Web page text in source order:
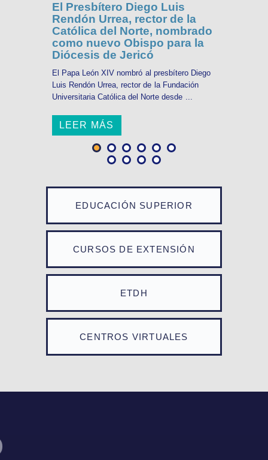
EDUCACIÓN SUPERIOR
CURSOS DE EXTENSIÓN
ETDH
CENTROS VIRTUALES
El Presbítero Diego Luis
Rendón Urrea, rector de la
Católica del Norte, nombrado
como nuevo Obispo para la
Diócesis de Jericó
El Papa León XIV nombró al presbítero Diego
Luis Rendón Urrea, rector de la Fundación
Universitaria Católica del Norte desde ...
LEER MÁS